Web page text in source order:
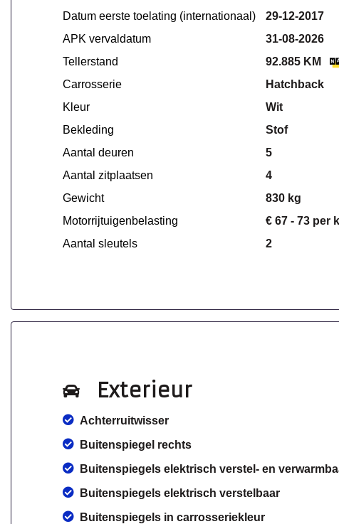
Datum eerste toelating (internationaal)
29-12-2017
APK vervaldatum
31-08-2026
Tellerstand
92.885 KM
Carrosserie
Hatchback
Kleur
Wit
Bekleding
Stof
Aantal deuren
5
Aantal zitplaatsen
4
Gewicht
830 kg
Motorrijtuigenbelasting
€ 67 - 73 per
Aantal sleutels
2
Exterieur
Achterruitwisser
Buitenspiegel rechts
Buitenspiegels elektrisch verstel- en
Buitenspiegels elektrisch verstelbaar
Buitenspiegels in carrosseriekleur